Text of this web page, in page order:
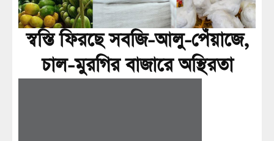
স্বস্তি ফিরছে সবজি-আলু-পেঁয়াজে,
চাল-মুরগির বাজারে অস্থিরতা